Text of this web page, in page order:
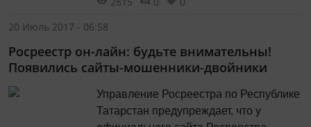
российских короткометражек от
фильмы участвовали в таких
фестивалях, как Asia International
Angeles Cine Fest, Международный
фестиваль короткометражного...
20 Июль 2017 - 06:58
Росреестр он-лайн: будьте внимательны!
Появились сайты-мошенники-двойники
Управление Росреестра по Республике
Татарстан предупреждает, что у